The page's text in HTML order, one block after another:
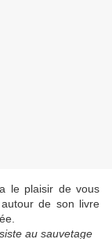
le plaisir de vous
autour de son livre
au sauvetage